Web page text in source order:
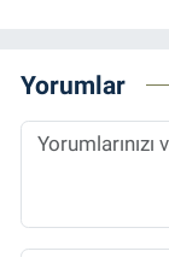
Yorumlar